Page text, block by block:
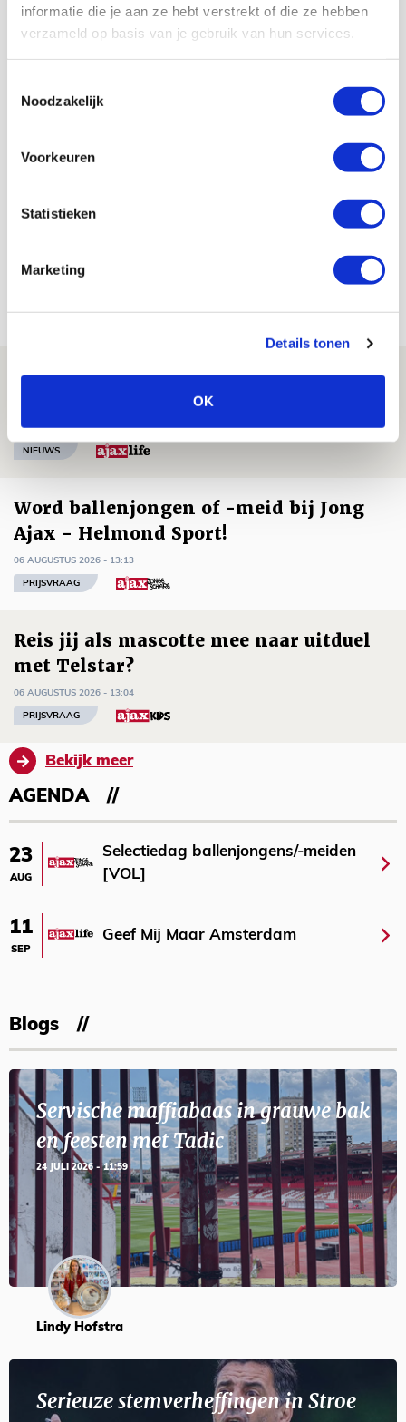
informatie die je aan ze hebt verstrekt of die ze hebben
verzameld op basis van je gebruik van hun services.
Noodzakelijk
Voorkeuren
Statistieken
Marketing
Details tonen
OK
Dit zijn ook aspecten die meetellen in het topvoetbal.”
AANBEVOLEN
én publiek: ‘Gevochten als
leeuwen’
Ajax zet Shelbourne eenvoudig opzij en
reist met vertrouwen naar Dublin
06 AUGUSTUS 2026 - 21:52
NIEUWS
Word ballenjongen of -meid bij Jong
Ajax - Helmond Sport!
06 AUGUSTUS 2026 - 13:13
PRIJSVRAAG
Reis jij als mascotte mee naar uitduel
met Telstar?
06 AUGUSTUS 2026 - 13:04
PRIJSVRAAG
Bekijk meer
AGENDA
23
AUG
Selectiedag ballenjongens/-meiden
[VOL]
11
SEP
Geef Mij Maar Amsterdam
Blogs
Servische maffiabaas in grauwe bak
en feesten met Tadic
24 JULI 2026 - 11:59
Lindy Hofstra
Serieuze stemverheffingen in Stroe